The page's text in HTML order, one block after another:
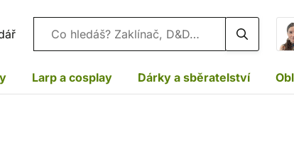
Vyhledávání
Larp a cosplay Dárky a sběratelství